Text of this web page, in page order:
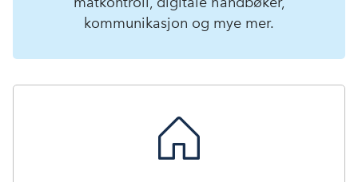
kommunikasjon og mye mer.